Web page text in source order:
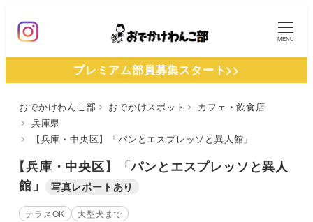
ン
MENU
プレミアム部員募集スタート>>
おでかけわんこ部 おでかけスポット
カフェ・飲食店
兵庫県
【兵庫・中央区】「パンとエスプレッソと異人館」
【兵庫・中央区】「パンとエスプレッソと異人
館」
写真レポートあり
テラスOK 大型犬まで